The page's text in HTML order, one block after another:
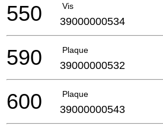
Vis
550 39000000534
Plaque
590 39000000532
Plaque
600 39000000543